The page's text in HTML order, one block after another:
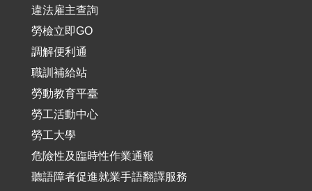
違法雇主查詢
勞檢立即GO
調解便利通
職訓補給站
勞動教育平臺
勞工活動中心
勞工大學
危險性及臨時性作業通報
聽語障者促進就業手語翻譯服務